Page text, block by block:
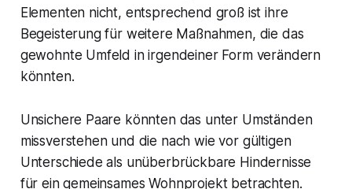
Elementen nicht, entsprechend groß ist ihre
Begeisterung für weitere Maßnahmen, die das
gewohnte Umfeld in irgendeiner Form verändern
könnten.
Unsichere Paare könnten das unter Umständen
missverstehen und die nach wie vor gültigen
Unterschiede als unüberbrückbare Hindernisse
für ein gemeinsames Wohnprojekt betrachten.